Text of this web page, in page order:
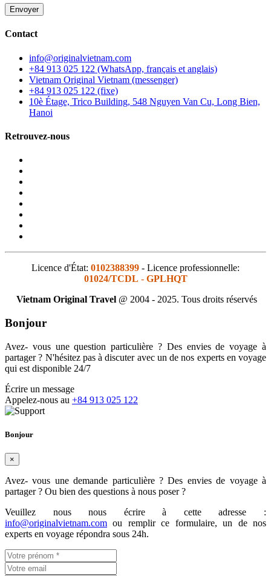
Envoyer
Contact
info@originalvietnam.com
+84 913 025 122 (WhatsApp, français et anglais)
Vietnam Original Vietnam (messenger)
+84 913 025 122 (fixe)
10è Étage, Trico Building, 548 Nguyen Van Cu, Long Bien,
Hanoi
Retrouvez-nous
Licence d'État: 0102388399 - Licence professionnelle:
01024/TCDL - GPLHQT
Vietnam Original Travel @ 2004 - 2025. Tous droits réservés
Bonjour
Avez- vous une question particulière ? Des envies de voyage à
partager ? N'hésitez pas à discuter avec un de nos experts en voyage
qui est disponible 24/7
Écrire un message
Appelez-nous au +84 913 025 122
Bonjour
×
Avez- vous une demande particulière ? Des envies de voyage à
partager ? Ou bien des questions à nous poser ?
Veuillez nous nous écrire à cette adresse :
info@originalvietnam.com ou remplir ce formulaire, un de nos
experts en voyage répondra sous 24h.